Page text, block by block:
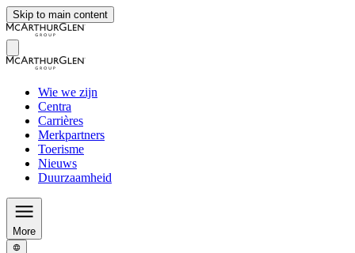
Skip to main content
Wie we zijn
Centra
Carrières
Merkpartners
Toerisme
Nieuws
Duurzaamheid
More